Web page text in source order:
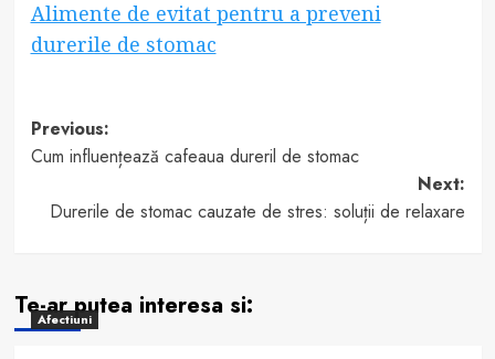
Alimente de evitat pentru a preveni
durerile de stomac
Post
navigation
Previous:
Cum influențează cafeaua dureril de stomac
Next:
Durerile de stomac cauzate de stres: soluții de relaxare
Te-ar putea interesa si:
Afectiuni